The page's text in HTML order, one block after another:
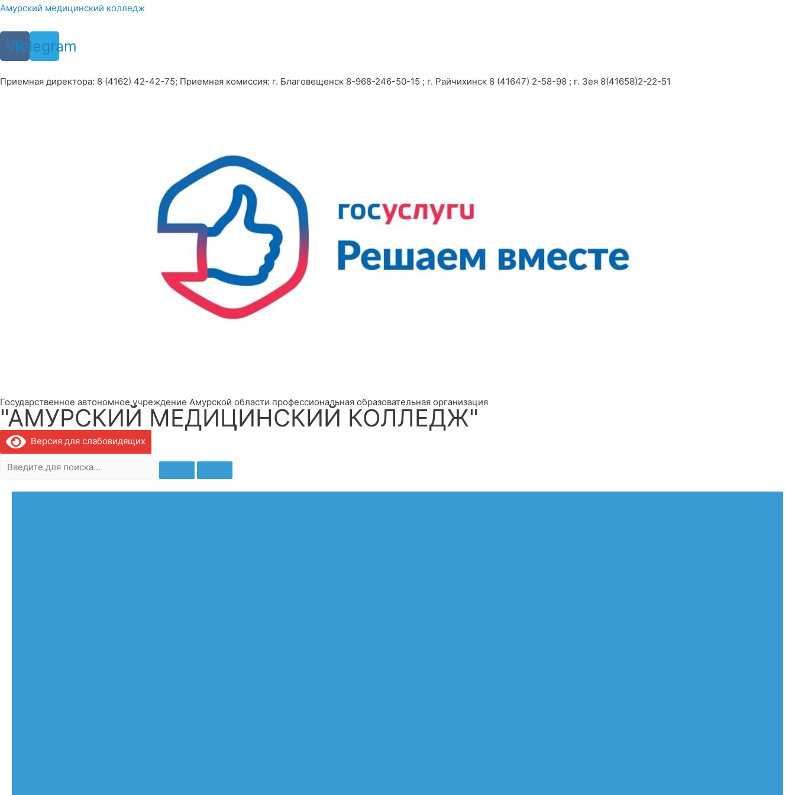
Перейти
содержимому
Амурский медицинский колледж
Vk
Telegram
Приемная директора: 8 (4162) 42-42-75; Приемная комиссия: г. Благовещенск 8-968-246-50-15 ; г. Райчихинск 8 (41647) 2-58-98 ; г. Зея 8(41658)2-22-51
Государственное автономное учреждение Амурской области профессиональная образовательная организация
"АМУРСКИЙ МЕДИЦИНСКИЙ КОЛЛЕДЖ"
Версия для слабовидящих